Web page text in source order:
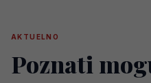
AKTUELNO
Poznati